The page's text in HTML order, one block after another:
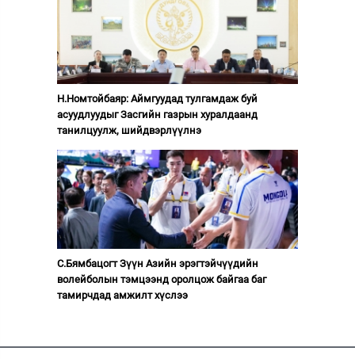
Н.Номтойбаяр: Аймгуудад тулгамдаж буй
асуудлуудыг Засгийн газрын хуралдаанд
танилцуулж, шийдвэрлүүлнэ
С.Бямбацогт Зүүн Азийн эрэгтэйчүүдийн
волейболын тэмцээнд оролцож байгаа баг
тамирчдад амжилт хүслээ